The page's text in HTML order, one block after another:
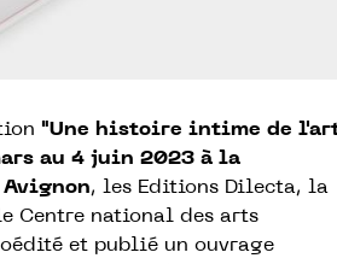
"Une histoire intime de
au 4 juin 2023 à la
, les Editions Dilecta, la
Centre national des arts
et publié un ouvrage